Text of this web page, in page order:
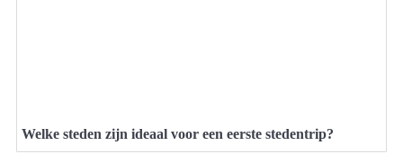
Welke steden zijn ideaal voor een eerste stedentrip?